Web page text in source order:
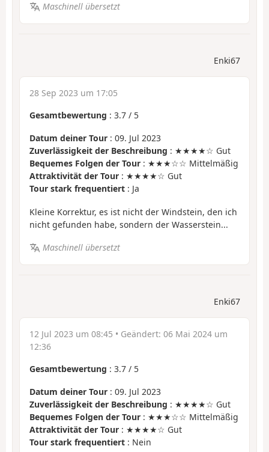
Maschinell übersetzt
Enki67
28 Sep 2023 um 17:05
Gesamtbewertung : 3.7 / 5
Datum deiner Tour : 09. Jul 2023
Zuverlässigkeit der Beschreibung : ★★★★☆ Gut
Bequemes Folgen der Tour : ★★★☆☆ Mittelmäßig
Attraktivität der Tour : ★★★★☆ Gut
Tour stark frequentiert : Ja
Kleine Korrektur, es ist nicht der Windstein, den ich
nicht gefunden habe, sondern der Wasserstein...
Maschinell übersetzt
Enki67
12 Jul 2023 um 08:45 • Geändert: 06 Mai 2024 um
12:36
Gesamtbewertung : 3.7 / 5
Datum deiner Tour : 09. Jul 2023
Zuverlässigkeit der Beschreibung : ★★★★☆ Gut
Bequemes Folgen der Tour : ★★★☆☆ Mittelmäßig
Attraktivität der Tour : ★★★★☆ Gut
Tour stark frequentiert : Nein